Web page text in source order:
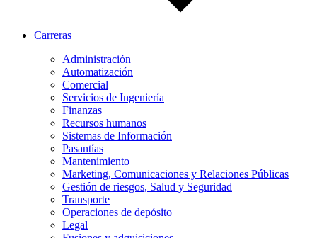
Carreras
Administración
Automatización
Comercial
Servicios de Ingeniería
Finanzas
Recursos humanos
Sistemas de Información
Pasantías
Mantenimiento
Marketing, Comunicaciones y Relaciones Públicas
Gestión de riesgos, Salud y Seguridad
Transporte
Operaciones de depósito
Legal